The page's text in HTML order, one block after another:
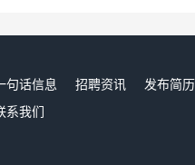
句话信息 招聘资讯 发布简历
系我们